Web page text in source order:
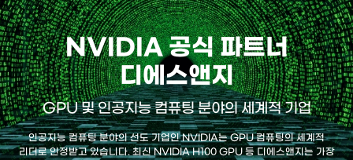
NVIDIA 공식 파트너
디에스앤지
GPU 및 인공지능 컴퓨팅 분야의 세계적 기업
인공지능 컴퓨팅 분야의 선도 기업인 NVIDIA는 GPU 컴퓨팅의 세계적
리더로 인정받고 있습니다.최신 NVIDIA H100 GPU 등 디에스앤지는 가장